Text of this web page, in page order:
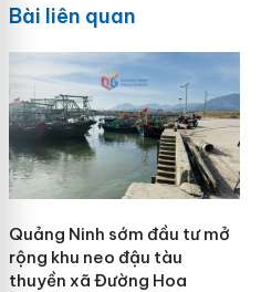
Bài liên quan
Quảng Ninh sớm đầu tư mở
rộng khu neo đậu tàu
thuyền xã Đường Hoa